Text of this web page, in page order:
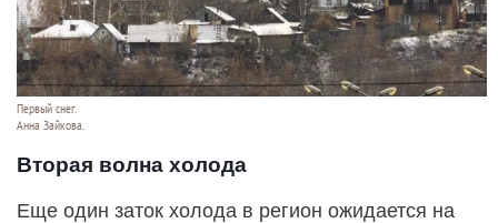
Первый снег.
Анна Зайкова.
Вторая волна холода
Еще один заток холода в регион ожидается на